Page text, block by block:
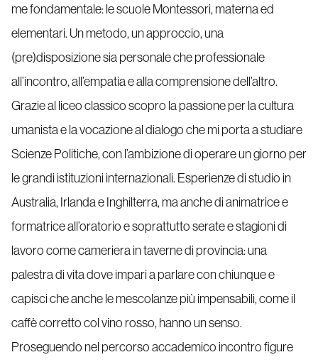
me fondamentale: le scuole Montessori, materna ed
elementari. Un metodo, un approccio, una
(pre)disposizione sia personale che professionale
all’incontro, all’empatia e alla comprensione dell’altro.
Grazie al liceo classico scopro la passione per la cultura
umanista e la vocazione al dialogo che mi porta a studiare
Scienze Politiche, con l’ambizione di operare un giorno per
le grandi istituzioni internazionali. Esperienze di studio in
Australia, Irlanda e Inghilterra, ma anche di animatrice e
formatrice all’oratorio e soprattutto serate e stagioni di
lavoro come cameriera in taverne di provincia: una
palestra di vita dove impari a parlare con chiunque e
capisci che anche le mescolanze più impensabili, come il
caffè corretto col vino rosso, hanno un senso.
Proseguendo nel percorso accademico incontro figure